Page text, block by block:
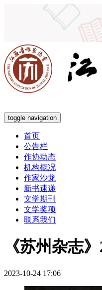
toggle navigation
首页
公告栏
作协动态
机构概况
作家沙龙
新书速递
文学期刊
文学奖项
联系我们
《苏州杂志
2023-10-24 17:06